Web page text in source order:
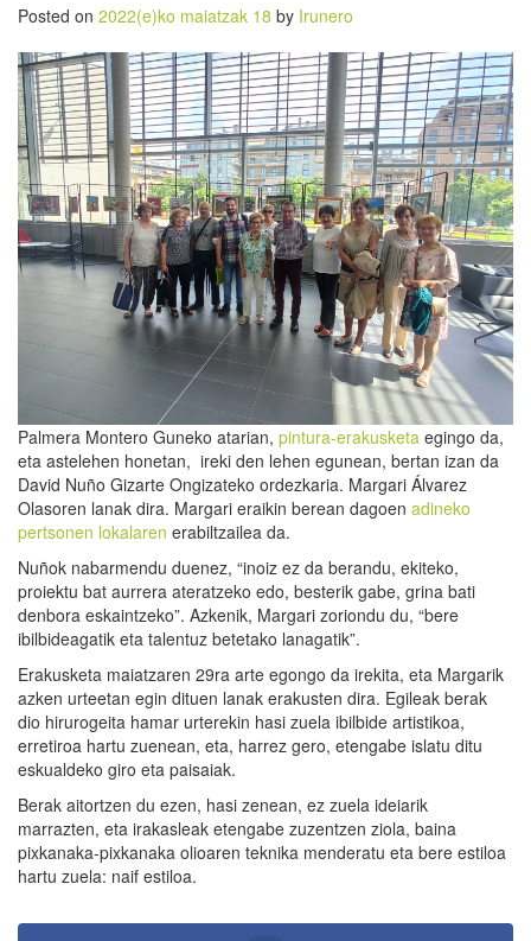
Posted on 2022(e)ko maiatzak 18 by Irunero
Palmera Montero Guneko atarian, pintura-erakusketa egingo da,
eta astelehen honetan, ireki den lehen egunean, bertan izan da
David Nuño Gizarte Ongizateko ordezkaria. Margari Álvarez
Olasoren lanak dira. Margari eraikin berean dagoen adineko
pertsonen lokalaren erabiltzailea da.
Nuñok nabarmendu duenez, “inoiz ez da berandu, ekiteko,
proiektu bat aurrera ateratzeko edo, besterik gabe, grina bati
denbora eskaintzeko”. Azkenik, Margari zoriondu du, “bere
ibilbideagatik eta talentuz betetako lanagatik”.
Erakusketa maiatzaren 29ra arte egongo da irekita, eta Margarik
azken urteetan egin dituen lanak erakusten dira. Egileak berak
dio hirurogeita hamar urterekin hasi zuela ibilbide artistikoa,
erretiroa hartu zuenean, eta, harrez gero, etengabe islatu ditu
eskualdeko giro eta paisaiak.
Berak aitortzen du ezen, hasi zenean, ez zuela ideiarik
marrazten, eta irakasleak etengabe zuzentzen ziola, baina
pixkanaka-pixkanaka olioaren teknika menderatu eta bere estiloa
hartu zuela: naif estiloa.